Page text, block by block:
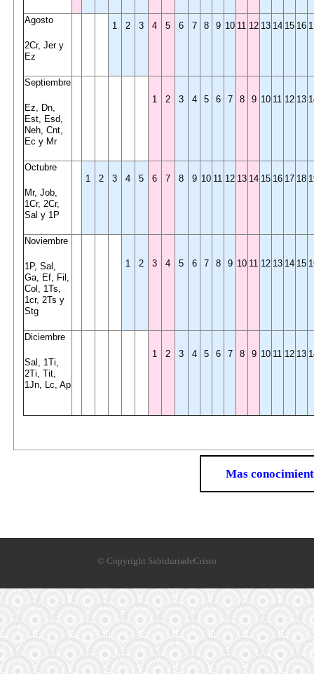
Agosto
2Cr, Jer y
Ez
1 2 3 4 5 6 7 8 9 10 11 12 13 14 15 16
Septiembre
Ez, Dn,
Est, Esd,
Neh, Cnt,
Ec y Mr
1 2 3 4 5 6 7 8 9 10 11 12 13
Octubre
Mr, Job,
1Cr, 2Cr,
Sal y 1P
1 2 3 4 5 6 7 8 9 10 11 12 13 14 15 16 17 18
Noviembre
1P, Sal,
Ga, Ef, Fil,
Col, 1Ts,
1cr, 2Ts y
Stg
1 2 3 4 5 6 7 8 9 10 11 12 13 14 15
Diciembre
Sal, 1Ti,
2Ti, Tit,
1Jn, Lc, Ap
1 2 3 4 5 6 7 8 9 10 11 12 13
Mas
© Copyright SabiduriadeCristo